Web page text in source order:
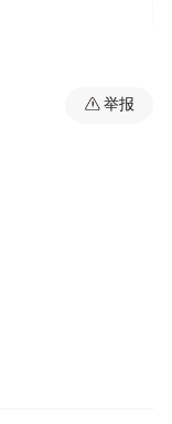
举报